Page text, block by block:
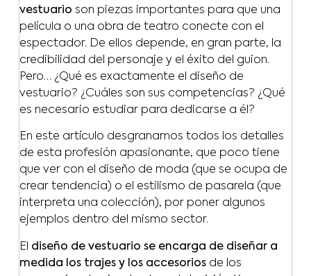
vestuario son piezas importantes para que una
película o una obra de teatro conecte con el
espectador. De ellos depende, en gran parte, la
credibilidad del personaje y el éxito del guion.
Pero… ¿Qué es exactamente el diseño de
vestuario? ¿Cuáles son sus competencias? ¿Qué
es necesario estudiar para dedicarse a él?
En este artículo desgranamos todos los detalles
de esta profesión apasionante, que poco tiene
que ver con el diseño de moda (que se ocupa de
crear tendencia) o el estilismo de pasarela (que
interpreta una colección), por poner algunos
ejemplos dentro del mismo sector.
El diseño de vestuario se encarga de diseñar a
medida los trajes y los accesoriosde los